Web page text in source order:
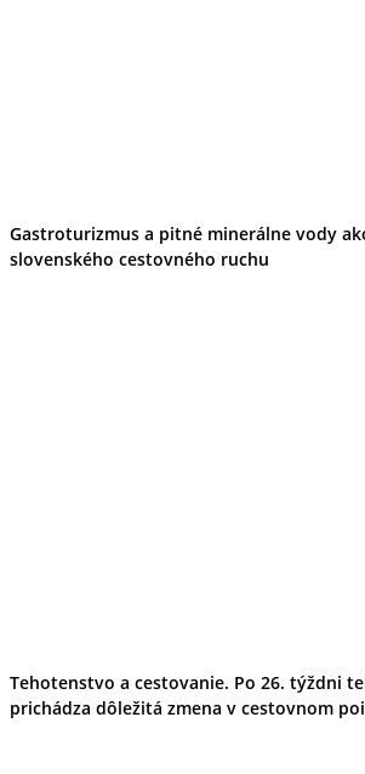
Gastroturizmus a pitné minerálne vody
slovenského cestovného ruchu
Tehotenstvo a cestovanie. Po 26. týždni
prichádza dôležitá zmena v cestovnom